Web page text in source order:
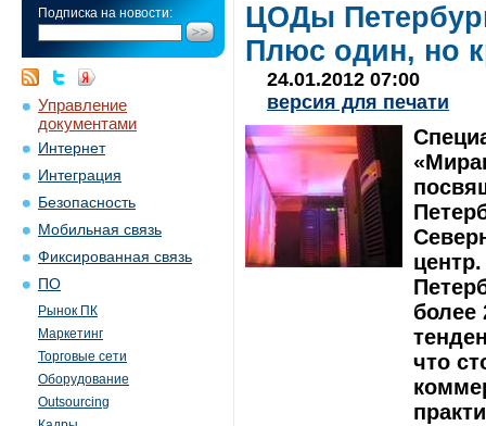
Подписка на новости:
Управление
документами
Интернет
Интеграция
Безопасность
Мобильная связь
Фиксированная связь
ПО
Рынок ПК
Маркетинг
Торговые сети
Оборудование
Outsourcing
ЦОДы
Плюс один, но
24.01.2012 07:00
версия для печати
более
что